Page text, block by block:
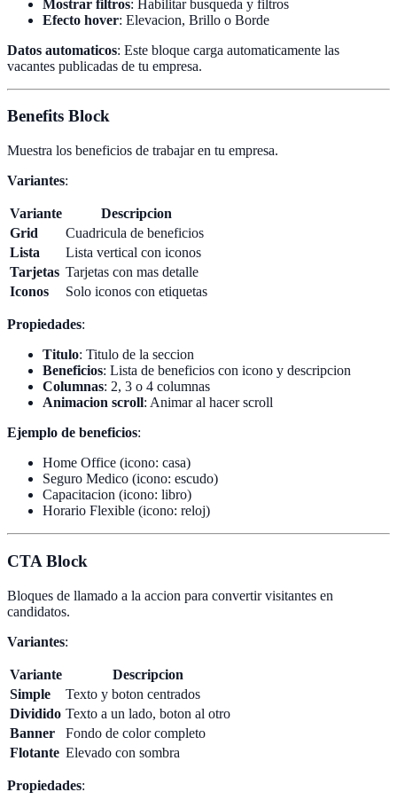
Mostrar filtros: Habilitar busqueda y filtros
Efecto hover: Elevacion, Brillo o Borde
Datos automaticos: Este bloque carga automaticamente las
vacantes publicadas de tu empresa.
Benefits Block
Muestra los beneficios de trabajar en tu empresa.
Variantes:
Variante
Descripcion
Grid
Cuadricula de beneficios
Lista
Lista vertical con iconos
Tarjetas Tarjetas con mas detalle
Iconos
Solo iconos con etiquetas
Propiedades:
Titulo: Titulo de la seccion
Beneficios: Lista de beneficios con icono y descripcion
Columnas: 2, 3 o 4 columnas
Animacion scroll: Animar al hacer scroll
Ejemplo de beneficios:
Home Office (icono: casa)
Seguro Medico (icono: escudo)
Capacitacion (icono: libro)
Horario Flexible (icono: reloj)
CTA Block
Bloques de llamado a la accion para convertir visitantes en
candidatos.
Variantes:
Variante
Descripcion
Simple
Texto y boton centrados
Dividido Texto a un lado, boton al otro
Banner
Fondo de color completo
Flotante Elevado con sombra
Propiedades: